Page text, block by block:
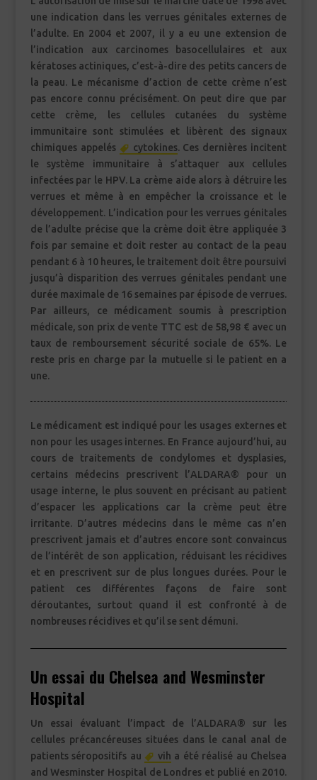
une indication dans les verrues génitales externes de
l’adulte. En 2004 et 2007, il y a eu une extension de
l’indication aux carcinomes basocellulaires et aux
kératoses actiniques, c’est-à-dire des petits cancers de
la peau. Le mécanisme d’action de cette crème n’est
pas encore connu précisément. On peut dire que par
cette crème, les cellules cutanées du système
immunitaire sont stimulées et libèrent des signaux
chimiques appelés
cytokines. Ces dernières incitent
le système immunitaire à s’attaquer aux cellules
infectées par le HPV. La crème aide alors à détruire les
verrues et même à en empêcher la croissance et le
développement. L’indication pour les verrues génitales
de l’adulte précise que la crème doit être appliquée 3
fois par semaine et doit rester au contact de la peau
pendant 6 à 10 heures, le traitement doit être poursuivi
jusqu’à disparition des verrues génitales pendant une
durée maximale de 16 semaines par épisode de verrues.
Par ailleurs, ce médicament soumis à prescription
médicale, son prix de vente TTC est de 58,98 € avec un
taux de remboursement sécurité sociale de 65%. Le
reste pris en charge par la mutuelle si le patient en a
une.
Le médicament est indiqué pour les usages externes et
non pour les usages internes. En France aujourd’hui, au
cours de traitements de condylomes et dysplasies,
certains médecins prescrivent l’ALDARA® pour un
usage interne, le plus souvent en précisant au patient
d’espacer les applications car la crème peut être
irritante. D’autres médecins dans le même cas n’en
prescrivent jamais et d’autres encore sont convaincus
de l’intérêt de son application, réduisant les récidives
et en prescrivent sur de plus longues durées. Pour le
patient ces différentes façons de faire sont
déroutantes, surtout quand il est confronté à de
nombreuses récidives et qu’il se sent démuni.
Un essai du Chelsea and Wesminster
Hospital
Un essai évaluant l’impact de l’ALDARA® sur les
cellules précancéreuses situées dans le canal anal de
patients séropositifs au
vih a été réalisé au Chelsea
and Wesminster Hospital de Londres et publié en 2010.